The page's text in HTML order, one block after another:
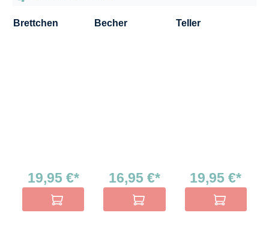
Brettchen
19,95 €*
In den Warenkorb
Becher
16,95 €*
In den Warenkorb
Teller
19,95 €*
In den